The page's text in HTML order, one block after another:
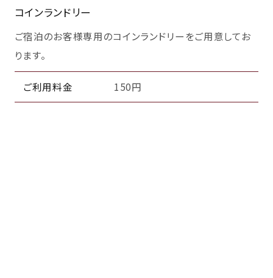
コインランドリー
ご宿泊のお客様専用のコインランドリーをご用意してお
ります。
ご利用料金 150円